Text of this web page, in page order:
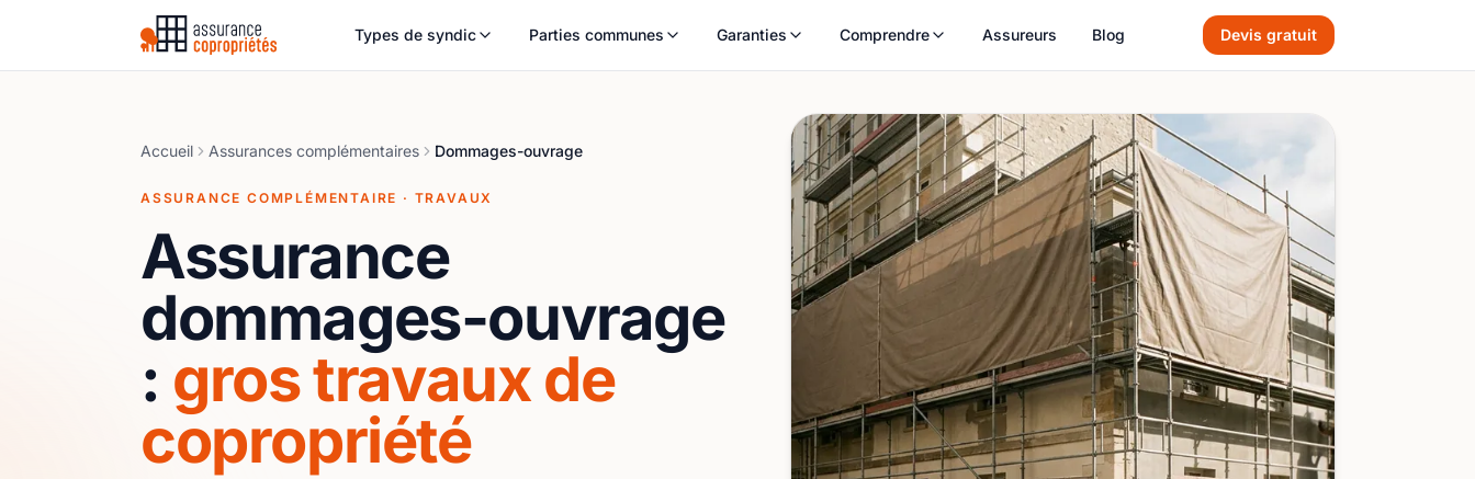
Types de syndic Parties communes Garanties Comprendre Assureurs Blog Devis gratuit
Accueil Assurances complémentaires Dommages-ouvrage
ASSURANCE COMPLÉMENTAIRE · TRAVAUX
Assurance
dommages-ouvrage
: gros travaux de
copropriété